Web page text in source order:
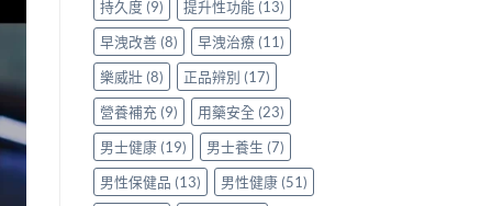
持久度 (9) 提升性功能 (13)
早洩改善 (8) 早洩治療(11)
樂威壯(8) 正品辨別 (17)
營養補充 (9) 用藥安全 (23)
男士健康(19) 男士養生 (7)
男性保健品 (13) 男性健康(51)